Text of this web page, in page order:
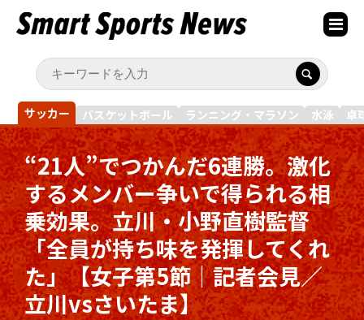
サッカー バスケットボール ランニング・マラソン 水泳 卓
“21人”でつかんだ6連勝。激化
するメンバー争いで得られる相
乗効果。立川・小野直樹監督
「全員が持ち味を発揮してくれ
た」【女子第5節｜記者会見／
立川vsさいたま】